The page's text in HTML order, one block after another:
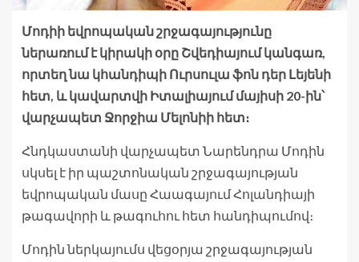
Մոդիի եվրոպական շրջագայությունը
ներառում է կիրակի օրը Շվեդիայում կանգառ,
որտեղ նա կհանդիպի Ուրսուլա ֆոն դեր Լեյենի
հետ, և կավարտվի Իտալիայում մայիսի 20-ին՝
վարչապետ Ջորջիա Մելոնիի հետ։
Հնդկաստանի վարչապետ Նարենդրա Մոդին
սկսել է իր պաշտոնական շրջագայության
եվրոպական մասը Հաագայում Հոլանդիայի
թագավորի և թագուհու հետ հանդիպումով։
Մոդին ներկայումս վեցօրյա շրջագայության